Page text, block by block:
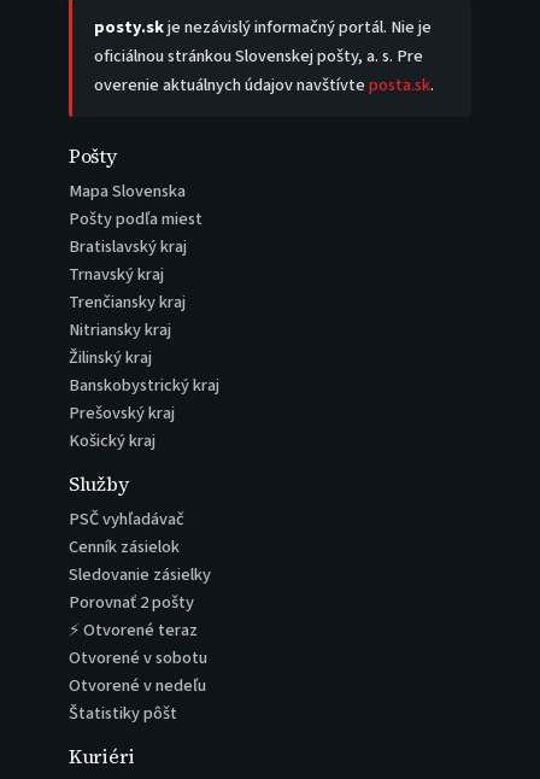
posty.skje nezávislý informačný portál. Nie je
oficiálnou stránkou Slovenskej pošty, a. s. Pre
overenie aktuálnych údajov navštívteposta.sk.
Pošty
Mapa Slovenska
Pošty podľa miest
Bratislavský kraj
Trnavský kraj
Trenčiansky kraj
Nitriansky kraj
Žilinský kraj
Banskobystrický kraj
Prešovský kraj
Košický kraj
Služby
PSČ vyhľadávač
Cenník zásielok
Sledovanie zásielky
Porovnať 2 pošty
⚡ Otvorené teraz
Otvorené v sobotu
Otvorené v nedeľu
Štatistiky pôšt
Kuriéri